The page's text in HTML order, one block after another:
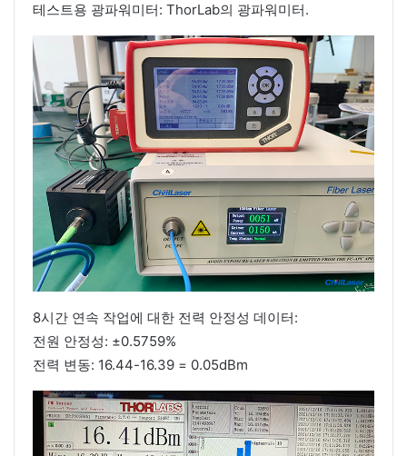
테스트용 광파워미터: ThorLab의 광파워미터.
8시간 연속 작업에 대한 전력 안정성 데이터:
전원 안정성: ±0.5759%
전력 변동: 16.44-16.39 = 0.05dBm